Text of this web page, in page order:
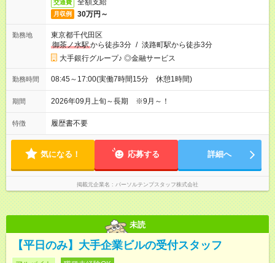
交通費 全額支給
月収例 30万円～
勤務地
東京都千代田区
御茶ノ水駅から徒歩3分 / 淡路町駅から徒歩3分
大手銀行グループ♪ ◎金融サービス
勤務時間 08:45～17:00(実働7時間15分 休憩1時間)
期間 2026年09月上旬～長期 ※9月～！
特徴 履歴書不要
気になる！ 応募する 詳細へ
掲載元企業名 パーソルテンプスタッフ株式会社
未読
【平日のみ】大手企業ビルの受付スタッフ